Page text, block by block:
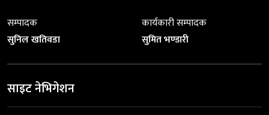
सम्पादक
सुनिल खतिवडा
कार्यकारी सम्पादक
सुमित भण्डारी
साइट नेभिगेशन